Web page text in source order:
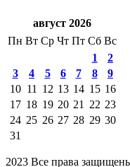
август 2026
Пн Вт Ср Чт Пт Сб Вс
1
2
3
4 5 6 7 8
9
10 11 12 13 14 15 16
17 18 19 20 21 22 23
24 25 26 27 28 29 30
31
2023 Все права